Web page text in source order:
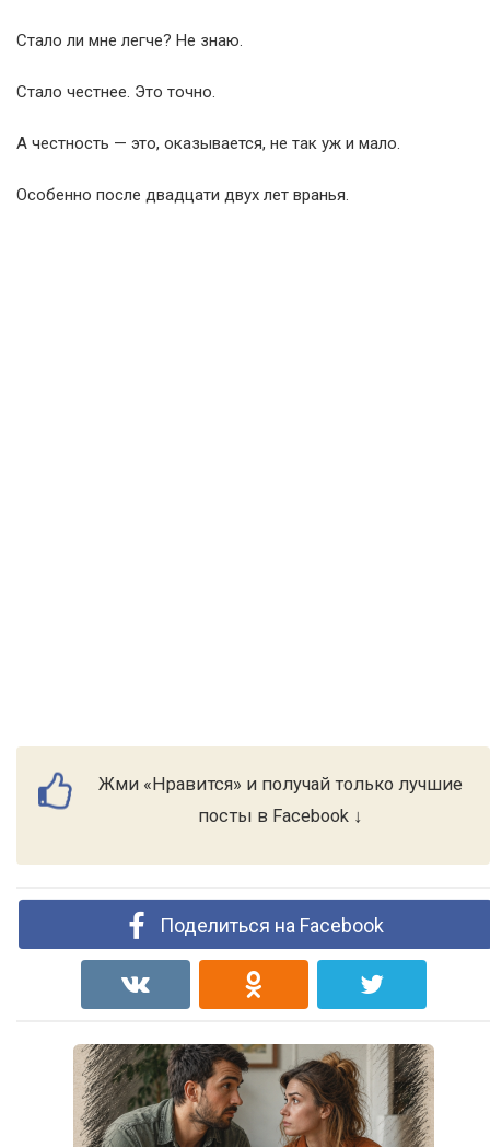
Стало ли мне легче? Не знаю.
Стало честнее. Это точно.
А честность — это, оказывается, не так уж и мало.
Особенно после двадцати двух лет вранья.
Жми «Нравится» и получай только лучшие
посты в Facebook ↓
Поделиться на Facebook